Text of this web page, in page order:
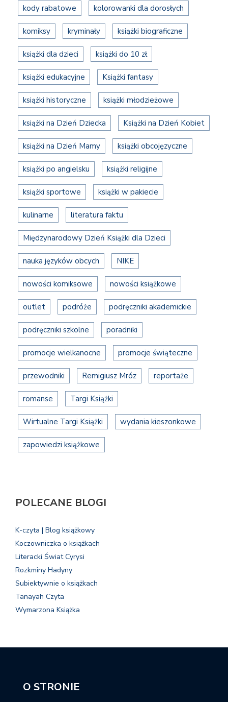
kody rabatowe kolorowanki dla dorosłych
komiksy kryminały książki biograficzne
książki dla dzieci książki do 10 zł
książki edukacyjne Książki fantasy
książki historyczne książki młodzieżowe
książki na Dzień Dziecka Książki na Dzień Kobiet
książki na Dzień Mamy książki obcojęzyczne
książki po angielsku książki religijne
książki sportowe książki w pakiecie
kulinarne literatura faktu
Międzynarodowy Dzień Książki dla Dzieci
nauka języków obcych NIKE
nowości komiksowe nowości książkowe
outlet podróże podręczniki akademickie
podręczniki szkolne poradniki
promocje wielkanocne promocje świąteczne
przewodniki Remigiusz Mróz reportaże
romanse Targi Książki
Wirtualne Targi Książki wydania kieszonkowe
zapowiedzi książkowe
POLECANE BLOGI
K-czyta | Blog książkowy
Koczowniczka o książkach
Literacki Świat Cyrysi
Rozkminy Hadyny
Subiektywnie o książkach
Tanayah Czyta
Wymarzona Książka
O STRONIE